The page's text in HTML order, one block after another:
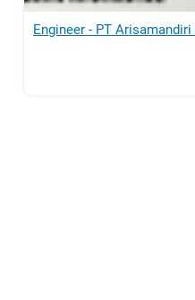
Engineer - PT